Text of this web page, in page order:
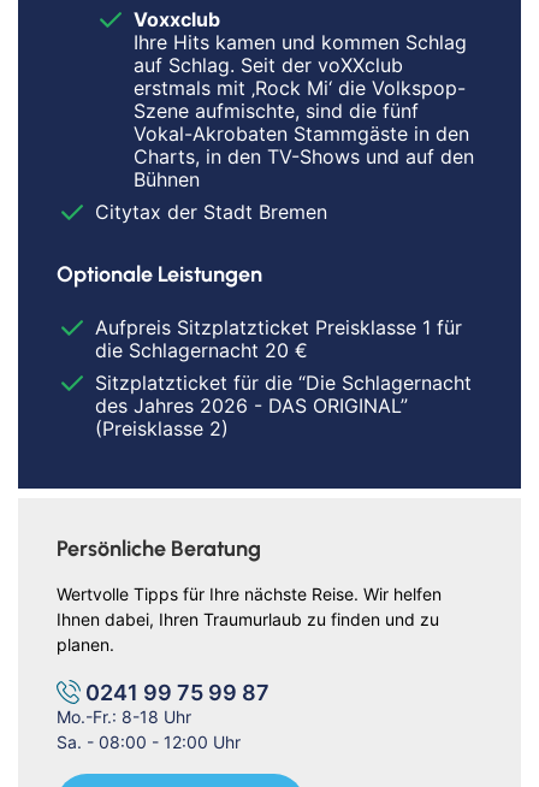
Voxxclub
Ihre Hits kamen und kommen Schlag
auf Schlag. Seit der voXXclub
erstmals mit ‚Rock Mi‘ die Volkspop-
Szene aufmischte, sind die fünf
Vokal-Akrobaten Stammgäste in den
Charts, in den TV-Shows und auf den
Bühnen
Citytax der Stadt Bremen
Optionale Leistungen
Aufpreis Sitzplatzticket Preisklasse 1 für
die Schlagernacht 20 €
Sitzplatzticket für die “Die Schlagernacht
des Jahres 2026 - DAS ORIGINAL”
(Preisklasse 2)
Persönliche Beratung
Wertvolle Tipps für Ihre nächste Reise. Wir helfen
Ihnen dabei, Ihren Traumurlaub zu finden und zu
planen.
0241 99 75 99 87
Mo.-Fr.: 8-18 Uhr
Sa. - 08:00 - 12:00 Uhr